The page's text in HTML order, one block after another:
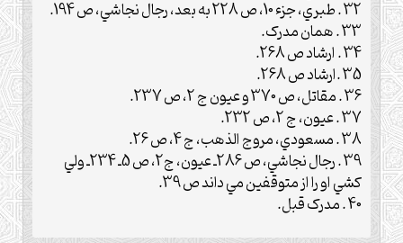
32 . طبري، جزء 10، ص 228 به بعد، رجال نجاشي، ص 194.
33 . همان مدرک.
34 . ارشاد ص 268.
35 .ارشاد ص 268.
36 . مقاتل، ص 370 و عيون ج 2، ص 237.
37 . عيون، ج 2، ص 232.
38 . مسعودي، مروج الذهب، ج 4، ص 26.
39 . رجال نجاشي، ص 286ـ عيون، ج2، ص 5ـ 234ـ ولي
کشي او را از متوقفين مي داند ص 39.
40 . مدرک قبل.